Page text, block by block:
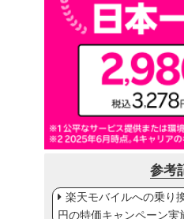
参考
楽天モバイルへの乗り
円の特価キャンペーン実